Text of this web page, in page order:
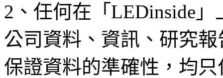
2、任何在「LEDinside
公司資料、資訊、研究
保證資料的準確性，均